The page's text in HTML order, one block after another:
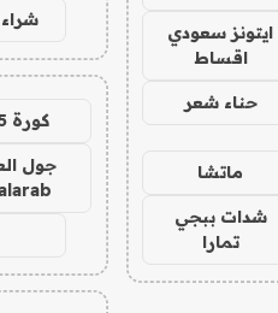
ايتونز سعودي
اقساط
حناء شعر
ماتشا
شدات ببجي
تمارا
كورة 365
جول